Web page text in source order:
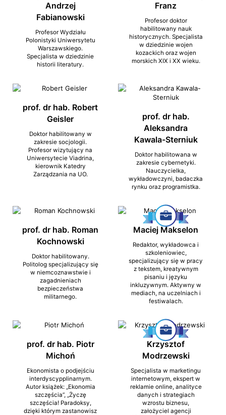
Andrzej
Fabianowski
Profesor Wydziału
Polonistyki Uniwersytetu
Warszawskiego.
Specjalista w dziedzinie
historii literatury.
Franz
Profesor doktor
habilitowany nauk
historycznych. Specjalista
w dziedzinie wojen
kozackich oraz wojen
morskich XIX i XX wieku.
prof. dr hab. Robert
Geisler
Doktor habilitowany w
zakresie socjologii.
Profesor wizytujący na
Uniwersytecie Viadrina,
kierownik Katedry
Zarządzania na UO.
prof. dr hab.
Aleksandra
Kawala-Sterniuk
Doktor habilitowana w
zakresie cybernetyki.
Nauczycielka,
wykładowczyni, badaczka
rynku oraz programistka.
prof. dr hab. Roman
Kochnowski
Doktor habilitowany.
Politolog specjalizujący się
w niemcoznawstwie i
zagadnieniach
bezpieczeństwa
militarnego.
Maciej Makselon
Redaktor, wykładowca i
szkoleniowiec,
specjalizujący się w pracy
z tekstem, kreatywnym
pisaniu i języku
inkluzywnym. Aktywny w
mediach, na uczelniach i
festiwalach.
prof. dr hab. Piotr
Michoń
Ekonomista o podjejściu
interdyscypplinarnym.
Autor książek: „Ekonomia
szczęścia”, „Życzę
szczęścia! Paradoksy,
dzięki którym zastanowisz
Krzysztof
Modrzewski
Specjalista w marketingu
internetowym, ekspert w
reklamie online, analityce
danych i strategiach
wzrostu biznesu,
założyciel agencji